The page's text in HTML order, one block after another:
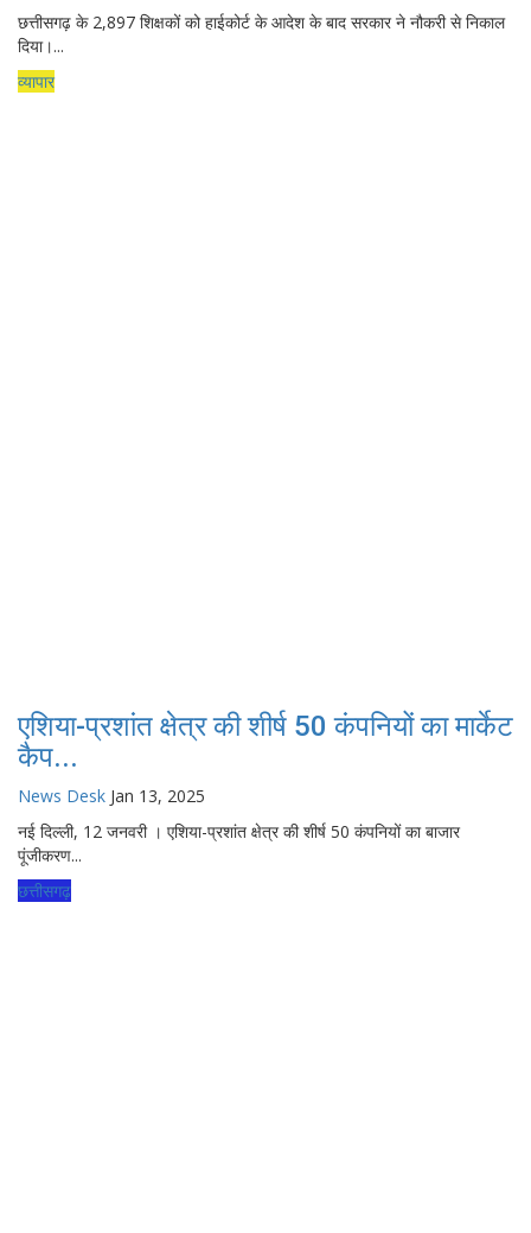
छत्तीसगढ़ के 2,897 शिक्षकों को हाईकोर्ट के आदेश के बाद सरकार ने नौकरी से निकाल
दिया।...
व्यापार
एशिया-प्रशांत क्षेत्र की शीर्ष 50 कंपनियों का मार्केट
कैप...
News Desk Jan 13, 2025
नई दिल्ली, 12 जनवरी । एशिया-प्रशांत क्षेत्र की शीर्ष 50 कंपनियों का बाजार
पूंजीकरण...
छत्तीसगढ़